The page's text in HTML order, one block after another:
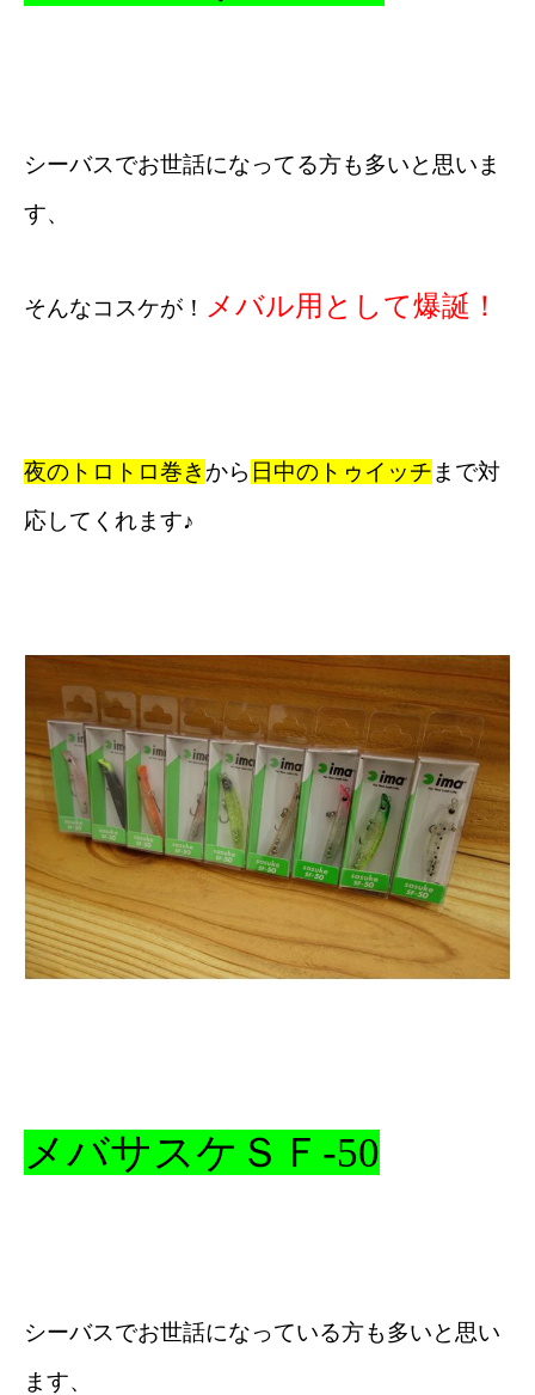
シーバスでお世話になってる方も多いと思いま
す、
そんなコスケが！ メバル用として爆誕！
夜のトロトロ巻き から 日中のトゥイッチ まで対
応してくれます♪
メバサスケＳＦ-50
シーバスでお世話になっている方も多いと思い
ます、